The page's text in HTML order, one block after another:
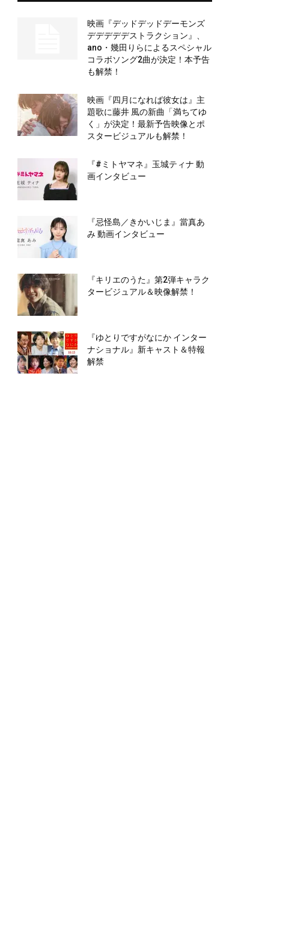
映画『デッドデッドデーモンズ
デデデデデストラクション』、
ano・幾田りらによるスペシャル
コラボソング2曲が決定！本予告
も解禁！
映画『四月になれば彼女は』主
題歌に藤井 風の新曲「満ちてゆ
く」が決定！最新予告映像とポ
スタービジュアルも解禁！
『#ミトヤマネ』玉城ティナ 動
画インタビュー
『忌怪島／きかいじま』當真あ
み 動画インタビュー
『キリエのうた』第2弾キャラク
タービジュアル＆映像解禁！
『ゆとりですがなにか インター
ナショナル』新キャスト＆特報
解禁